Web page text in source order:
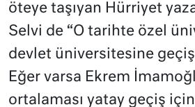
öteye taşıyan Hürriyet
Selvi de “O tarihte özel
devlet üniversitesine geçiş
Eğer varsa Ekrem
ortalaması yatay geçiş